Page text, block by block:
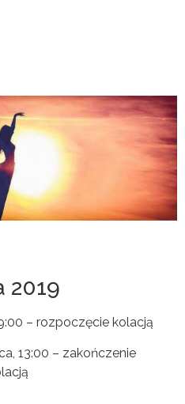
2019
– rozpoczęcie kolacją
13:00 – zakończenie